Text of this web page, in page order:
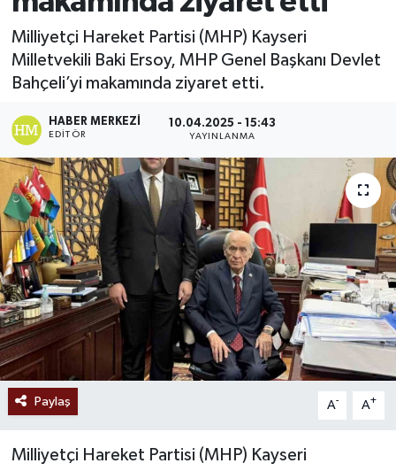
Milliyetçi Hareket Partisi (MHP) Kayseri
Milletvekili Baki Ersoy, MHP Genel Başkanı Devlet
Bahçeli’yi makamında ziyaret etti.
HABER MERKEZI
EDITÖR
10.04.2025 - 15:43
YAYINLANMA
Paylaş A- A+
Milliyetçi Hareket Partisi (MHP) Kayseri
Ekonomi
Sağlık
Tokat Haber